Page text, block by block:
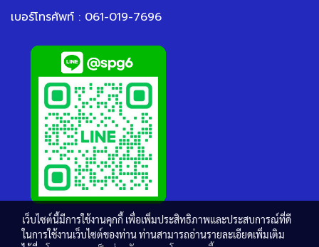
เบอร์โทรศัพท์ : 061-019-7696
เว็บไซต์นี้มีการใช้งานคุกกี้ เพื่อเพิ่มประสิทธิภาพและประสบการณ์ที่ดี
ในการใช้งานเว็บไซต์ของท่าน ท่านสามารถอ่านรายละเอียดเพิ่มเติม